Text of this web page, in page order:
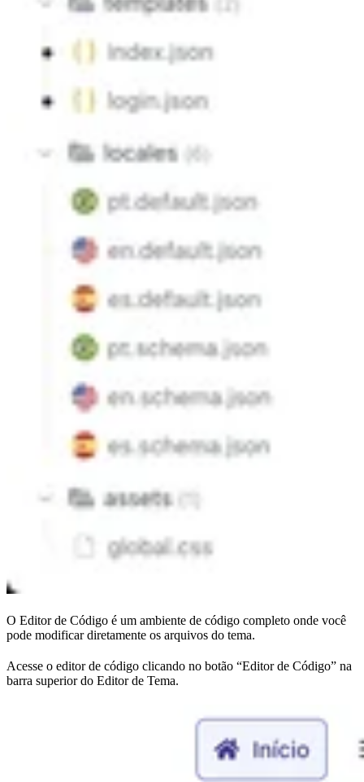
O Editor de Código é um ambiente de código completo onde você
pode modificar diretamente os arquivos do tema.
Acesse o editor de código clicando no botão “Editor de Código” na
barra superior do Editor de Tema.